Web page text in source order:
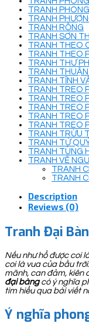
TRANH
TRANH
TRANH RỒNG
TRANH SƠN
TRANH THEO
TRANH THEO
TRANH THƯ
TRANH
TRANH TĨNH
TRANH TREO
TRANH TREO
TRANH TREO
TRANH TREO
TRANH TREO
TRANH TRỪU
TRANH TỨ
TRANH TÙNG
TRANH VẼ
TRANH
TRANH
Description
Reviews (0)
Tranh Đại
Nếu như hổ được coi
coi là vua của bầu
mãnh, can đảm, kiên
đại bàngcó ý nghĩa
tìm hiểu qua bài viết
Ý nghĩa